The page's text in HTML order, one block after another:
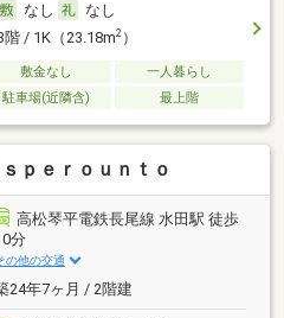
なし
なし
階 / 1K（23.18m2）
敷金なし
一人暮らし
駐車場(近隣含) 最上階
ｐｅｒｏｕｎｔｏ
高松琴平電鉄長尾線 水田駅 徒歩
分
の他の交通
24年7ヶ月 / 2階建